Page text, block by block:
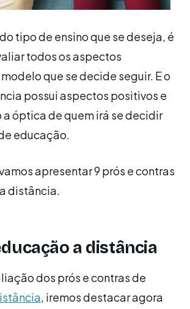
tipo de ensino que se deseja, é
todos os aspectos
que se decide seguir. E o
possui aspectos positivos e
a óptica de quem irá se decidir
educação.
apresentar 9 prós e contras
distância.
a distância
dos prós e contras de
, iremos destacar agora